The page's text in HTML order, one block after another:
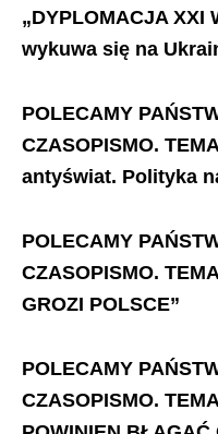
„DYPLOMACJA XXI
wykuwa się na
POLECAMY
CZASOPISMO.
antyświat. Polityka
POLECAMY
CZASOPISMO.
GROZI POLSCE”
POLECAMY
CZASOPISMO.